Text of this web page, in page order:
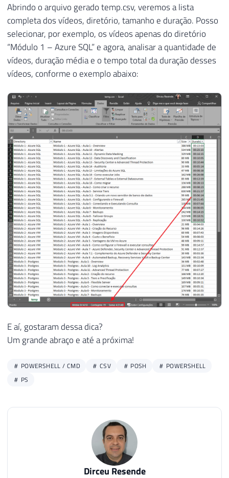
Abrindo o arquivo gerado temp.csv, veremos a lista
completa dos vídeos, diretório, tamanho e duração. Posso
selecionar, por exemplo, os vídeos apenas do diretório
“Módulo 1 – Azure SQL” e agora, analisar a quantidade de
vídeos, duração média e o tempo total da duração desses
vídeos, conforme o exemplo abaixo:
E aí, gostaram dessa dica?
Um grande abraço e até a próxima!
POWERSHELL / CMD CSV POSH
POWERSHELL
PS
Dirceu Resende